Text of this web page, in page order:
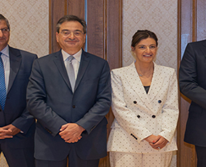
Γενική Συνέλευση 2026